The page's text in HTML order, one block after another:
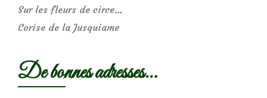
Sur les fleurs de circe…
Corise de la Jusquiame
De bonnes adresses…